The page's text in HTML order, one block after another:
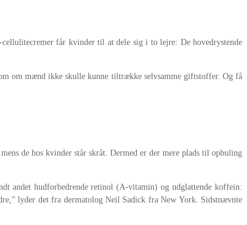
får kvinder til at dele sig i to lejre: De hovedrystende
om mænd ikke skulle kunne tiltrække selvsamme giftstoffer. Og få
de hos kvinder står skråt. Dermed er der mere plads til opbuling
andet hudforbedrende retinol (A-vitamin) og udglattende koffein:
lyder det fra dermatolog Neil Sadick fra New York. Sidstnævnte